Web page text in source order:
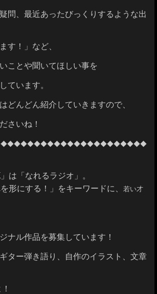
問、最近あったびっくりするような出
す！」など、
ことや聞いてほしい事を
ています。
どんどん紹介していきますので、
さいね！
◆◆◆◆◆◆◆◆◆◆◆◆◆◆◆◆◆◆◆◆
は「なれるラジオ」。
形にする！」をキーワードに、
若い才
ナル作品を募集しています！
ター弾き語り、自作のイラスト、文章